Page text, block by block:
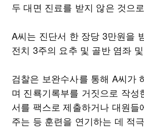
두 대면 진료를 받지 않은 것으
A씨는 진단서 한 장당 3만원을
전치 3주의 요추 및 골반 염좌
검찰은 보완수사를 통해 A씨가
며 진룍기록부를 거짓으로 작
서를 팩스로 제출하거나 대원
주는 등 훈련을 연기하는 데 적